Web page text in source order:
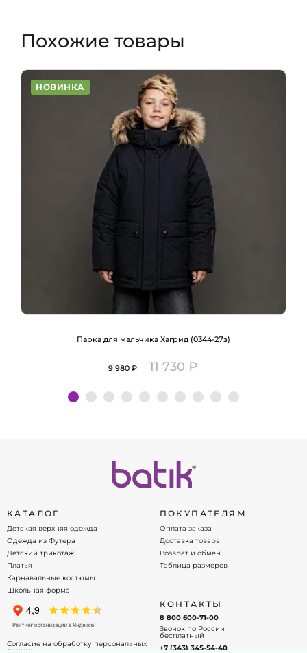
Похожие товары
НОВИНКА
Парка для мальчика Хагрид (0344-27з)
9 980 ₽ 11 730 ₽
Подробнее
КАТАЛОГ
Детская верхняя одежда
Одежда из Футера
Детский трикотаж
Платья
Карнавальные костюмы
Школьная форма
ПОКУПАТЕЛЯМ
Оплата заказа
Доставка товара
Возврат и обмен
Таблица размеров
Согласие на обработку персональных
данных
КОНТАКТЫ
8 800 600-71-00
Звонок по России
бесплатный
+7 (343) 345-54-40